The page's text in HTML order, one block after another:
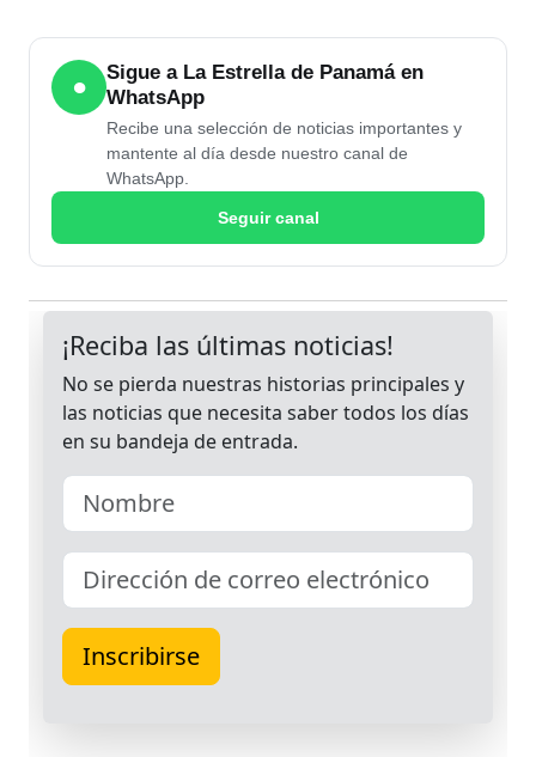
●
Sigue a La Estrella de Panamá en
WhatsApp
Recibe una selección de noticias importantes y
mantente al día desde nuestro canal de
WhatsApp.
Seguir canal